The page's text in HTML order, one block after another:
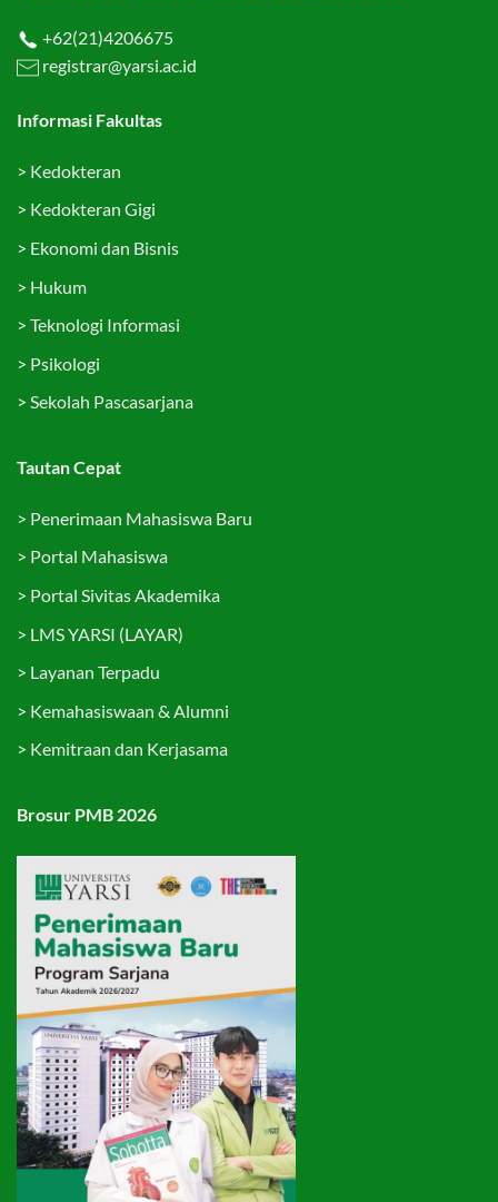
+62(21)4206675
registrar@yarsi.ac.id
Informasi Fakultas
> Kedokteran
> Kedokteran Gigi
> Ekonomi dan Bisnis
> Hukum
> Teknologi Informasi
> Psikologi
> Sekolah Pascasarjana
Tautan Cepat
> Penerimaan Mahasiswa Baru
> Portal Mahasiswa
> Portal Sivitas Akademika
> LMS YARSI (LAYAR)
> Layanan Terpadu
> Kemahasiswaan & Alumni
> Kemitraan dan Kerjasama
Brosur PMB 2026